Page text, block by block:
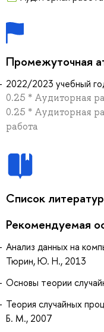
Промежуточная
2022/2023 учебный
0.25 * Аудиторная
0.25 * Аудиторная
работа
Список
Рекомендуемая
Анализ данных на
Тюрин, Ю. Н., 2013
Основы теории
Теория случайных
Б. М., 2007